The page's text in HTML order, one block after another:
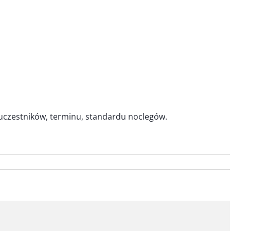
terminu, standardu noclegów.